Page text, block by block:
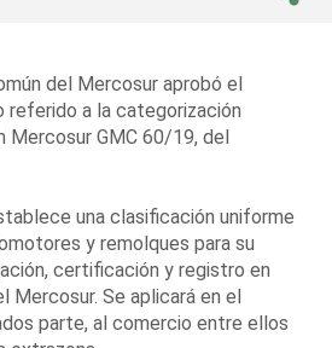
del Mercosur aprobó el
referido a la categorización
Mercosur GMC 60/19, del
una clasificación uniforme
y remolques para su
certificación y registro en
Mercosur. Se aplicará en el
parte, al comercio entre ellos